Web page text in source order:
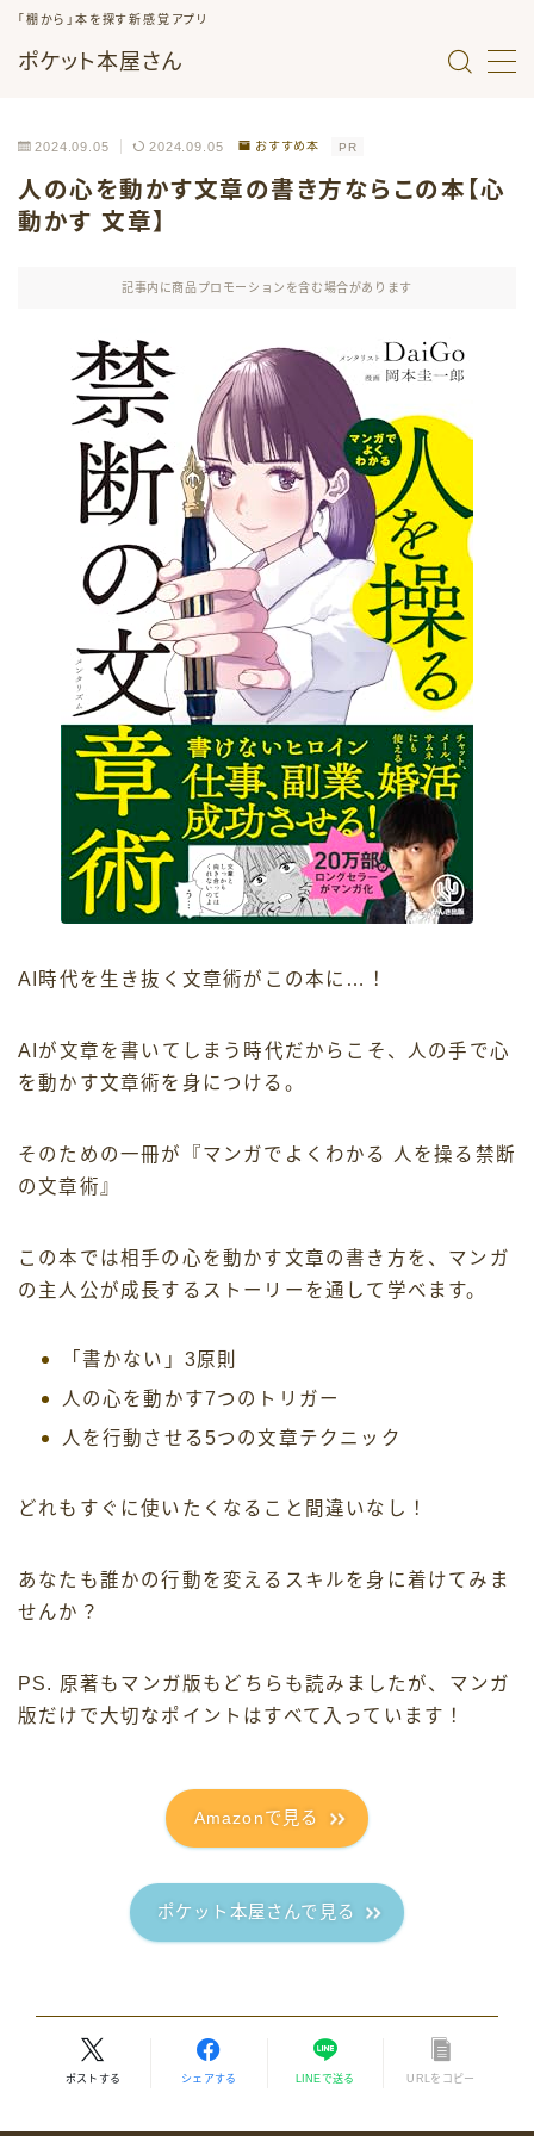
ポケット本屋さん
「棚から」本を探す新感覚アプリ
トップページ
よくあるご質問
アプリ紹介素材
お問い合わせ
2024.09.05 2024.09.05 おすすめ本 PR
人の心を動かす文章の書き方ならこの本【心
動かす 文章】
記事内に商品プロモーションを含む場合があります
AI時代を生き抜く文章術がこの本に…！
AIが文章を書いてしまう時代だからこそ、人の手で心
を動かす文章術を身につける。
そのための一冊が『マンガでよくわかる 人を操る禁断
の文章術』
この本では相手の心を動かす文章の書き方を、マンガ
の主人公が成長するストーリーを通して学べます。
「書かない」3原則
人の心を動かす7つのトリガー
人を行動させる5つの文章テクニック
どれもすぐに使いたくなること間違いなし！
あなたも誰かの行動を変えるスキルを身に着けてみま
せんか？
PS. 原著もマンガ版もどちらも読みましたが、マンガ
版だけで大切なポイントはすべて入っています！
Amazonで見る
ポケット本屋さんで見る
ポストする シェアする LINEで送る URLをコピー